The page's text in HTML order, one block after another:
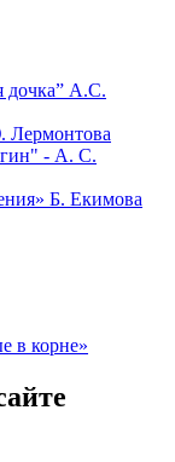
дочка” А.С.
- А. С.
Б. Екимова
в корне»